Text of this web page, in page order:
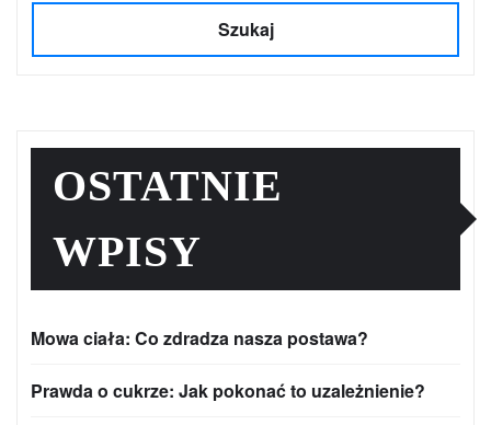
Szukaj
OSTATNIE
WPISY
Mowa ciała: Co zdradza nasza postawa?
Prawda o cukrze: Jak pokonać to uzależnienie?